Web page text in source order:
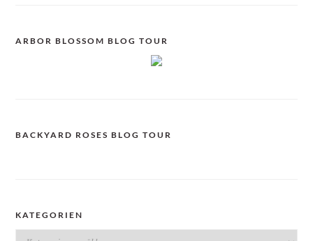
ARBOR BLOSSOM BLOG TOUR
BACKYARD ROSES BLOG TOUR
KATEGORIEN
Kategorien